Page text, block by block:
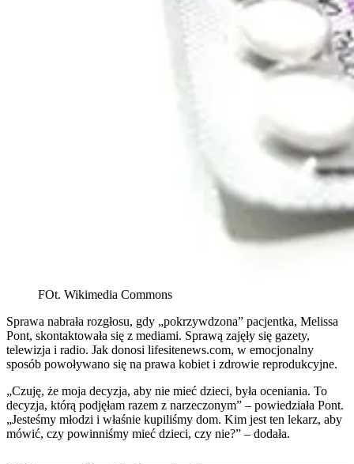
FOt. Wikimedia Commons
Sprawa nabrała rozgłosu, gdy „pokrzywdzona” pacjentka, Melissa
Pont, skontaktowała się z mediami. Sprawą zajęły się gazety,
telewizja i radio. Jak donosi lifesitenews.com, w emocjonalny
sposób powoływano się na prawa kobiet i zdrowie reprodukcyjne.
„Czuję, że moja decyzja, aby nie mieć dzieci, była oceniania. To
decyzja, którą podjęłam razem z narzeczonym” – powiedziała Pont.
„Jesteśmy młodzi i właśnie kupiliśmy dom. Kim jest ten lekarz, aby
mówić, czy powinniśmy mieć dzieci, czy nie?” – dodała.